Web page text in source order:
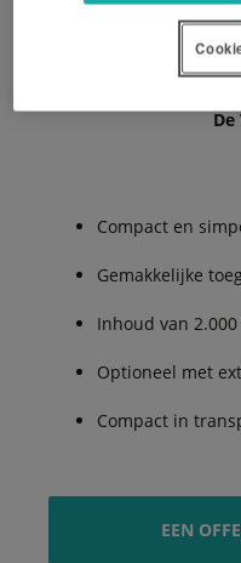
zaaien en halveert
zaaien
De
Compact en
Gemakkelijke
Inhoud van
Optioneel met
Compact in
EEN